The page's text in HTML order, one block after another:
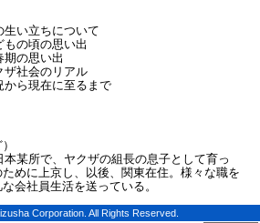
い立ちについて
の頃の思い出
の思い出
社会のリアル
ら現在に至るまで
某所で、ヤクザの組長の息子として育っ
めに上京し、以後、関東在住。様々な職を
会社員生活を送っている。
Corporation. All Rights Reserved.